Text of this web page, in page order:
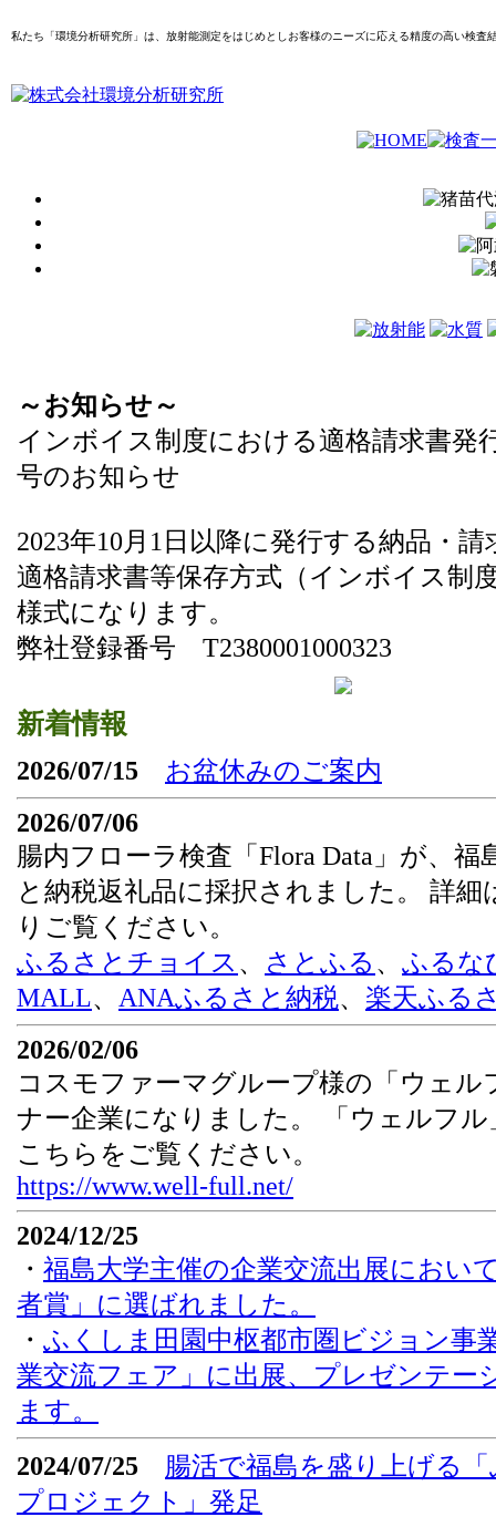
私たち「環境分析研究所」は、放射能測定をはじめとしお客様のニーズに応える精度の高い検査
～お知らせ～
インボイス制度における適格請求書発
号のお知らせ
2023年10月1日以降に発行する納品・請
適格請求書等保存方式（インボイス制
様式になります。
弊社登録番号 T2380001000323
新着情報
2026/07/15
お盆休みのご案内
2026/07/06
腸内フローラ検査「Flora Data」が、福
と納税返礼品に採択されました。 詳細
りご覧ください。
ふるさとチョイス 、 さとふる 、 ふるな
MALL、 ANAふるさと納税、 楽天ふる
2026/02/06
コスモファーマグループ様の「ウェル
ナー企業になりました。 「ウェルフ
こちらをご覧ください。
https://www.well-full.net/
2024/12/25
・ 福島大学主催の企業交流出展におい
者賞」に選ばれました。
・ ふくしま田園中枢都市圏ビジョン事
業交流フェア」に出展、プレゼンテー
ます。
2024/07/25
腸活で福島を盛り上げる
プロジェクト」発足